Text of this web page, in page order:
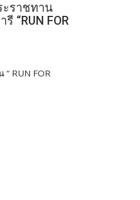
ะราชทาน
“RUN FOR
RUN FOR